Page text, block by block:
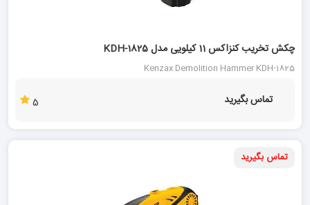
چکش تخریب کنزاکس 11 کیلویی مدل KDH-1825
Kenzax Demolition Hammer KDH-1825
تماس بگیرید 5
تماس بگیرید